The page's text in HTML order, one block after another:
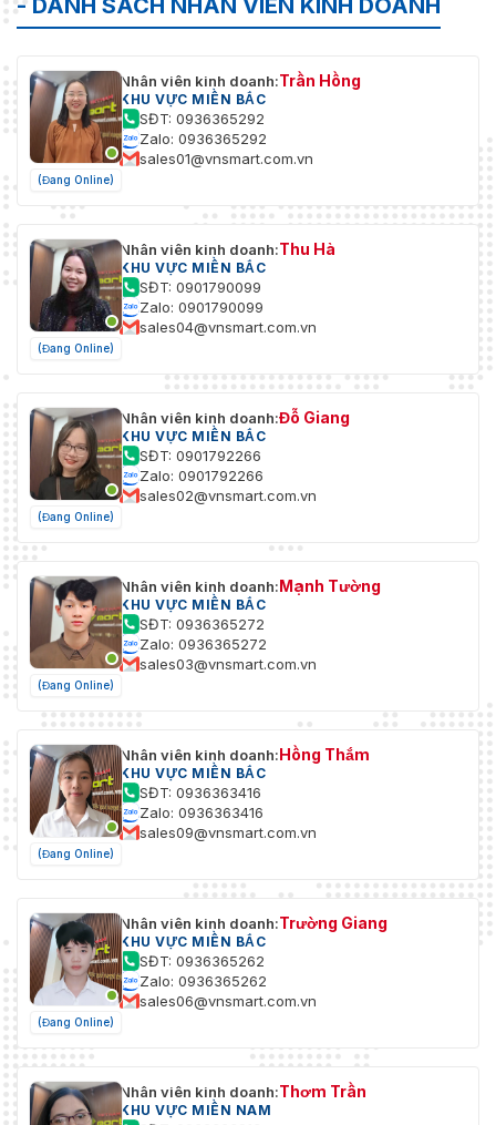
- DANH SÁCH NHÂN VIÊN KINH DOANH
(Đang Online)
Nhân viên kinh doanh:Trần Hồng
KHU VỰC MIỀN BẮC
SĐT: 0936365292
Zalo: 0936365292
sales01@vnsmart.com.vn
(Đang Online)
Nhân viên kinh doanh:Thu Hà
KHU VỰC MIỀN BẮC
SĐT: 0901790099
Zalo: 0901790099
sales04@vnsmart.com.vn
(Đang Online)
Nhân viên kinh doanh:Đỗ Giang
KHU VỰC MIỀN BẮC
SĐT: 0901792266
Zalo: 0901792266
sales02@vnsmart.com.vn
(Đang Online)
Nhân viên kinh doanh:Mạnh Tường
KHU VỰC MIỀN BẮC
SĐT: 0936365272
Zalo: 0936365272
sales03@vnsmart.com.vn
(Đang Online)
Nhân viên kinh doanh:Hồng Thắm
KHU VỰC MIỀN BẮC
SĐT: 0936363416
Zalo: 0936363416
sales09@vnsmart.com.vn
(Đang Online)
Nhân viên kinh doanh:Trường Giang
KHU VỰC MIỀN BẮC
SĐT: 0936365262
Zalo: 0936365262
sales06@vnsmart.com.vn
Nhân viên kinh doanh:Thơm Trần
KHU VỰC MIỀN NAM